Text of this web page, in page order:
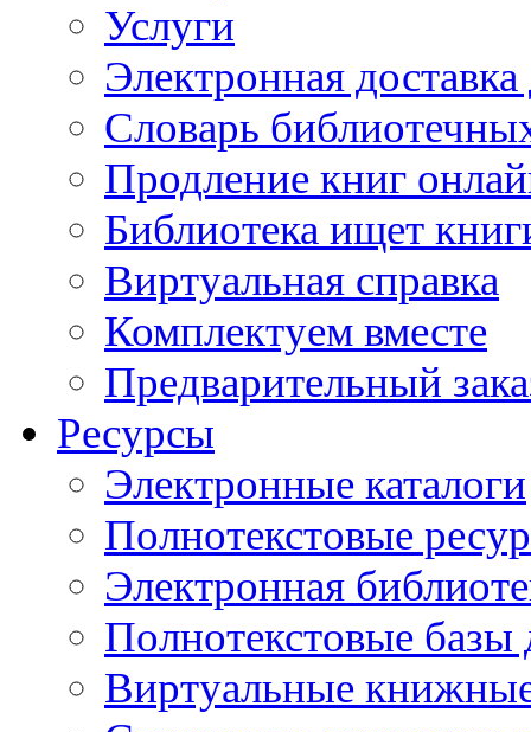
Услуги
Электронная
Словарь
Продление книг
Библиотека ищет
Виртуальная справка
Комплектуем вместе
Предварительный
Ресурсы
Электронные каталоги
Полнотекстовые
Электронная
Полнотекстовые
Виртуальные